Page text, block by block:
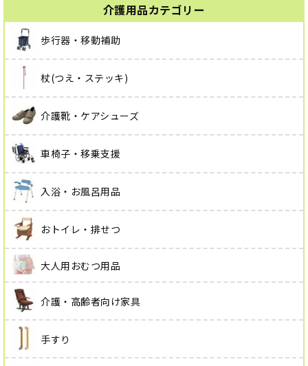
介護用品カテゴリー
歩行器・移動補助
杖(つえ・ステッキ)
介護靴・ケアシューズ
車椅子・移乗支援
入浴・お風呂用品
おトイレ・排せつ
大人用おむつ用品
介護・高齢者向け家具
手すり